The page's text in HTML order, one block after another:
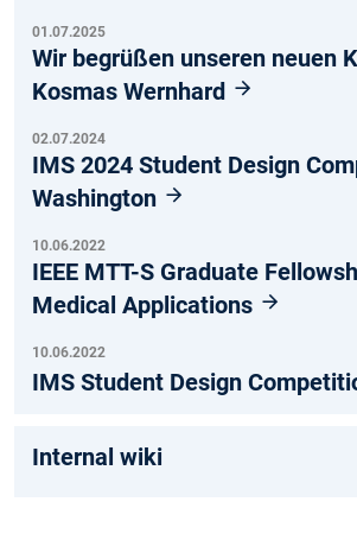
01.07.2025
Wir begrüßen unseren neuen
Kosmas Wernhard
02.07.2024
IMS 2024 Student Design
Washington
10.06.2022
IEEE MTT-S Graduate
Medical Applications
10.06.2022
IMS Student Design
Internal wiki